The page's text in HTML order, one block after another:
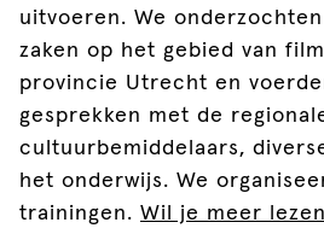
uitvoeren. We
zaken op het gebied van
provincie Utrecht en
gesprekken met de
cultuurbemiddelaars,
het onderwijs. We
trainingen. Wil je meer